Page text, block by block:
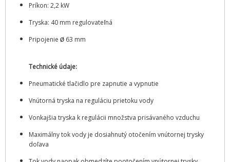
Príkon: 2,2 kW
Tryska: 40 mm regulovateľná
Pripojenie Ø 63 mm
Technické údaje:
Pneumatické tlačidlo pre zapnutie a vypnutie
Vnútorná tryska na reguláciu prietoku vody
Vonkajšia tryska k regulácii množstva prisávaného vzduchu
Maximálny tok vody je dosiahnutý otočením vnútornej trysky
doľava